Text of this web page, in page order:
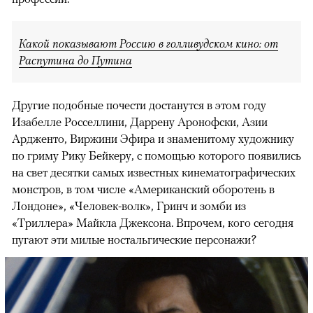
Какой показывают Россию в голливудском кино: от
Распутина до Путина
Другие подобные почести достанутся в этом году
Изабелле Росселлини, Даррену Аронофски, Азии
Ардженто, Виржини Эфира и знаменитому художнику
по гриму Рику Бейкеру, с помощью которого появились
на свет десятки самых известных кинематографических
монстров, в том числе «Американский оборотень в
Лондоне», «Человек-волк», Гринч и зомби из
«Триллера» Майкла Джексона. Впрочем, кого сегодня
пугают эти милые ностальгические персонажи?